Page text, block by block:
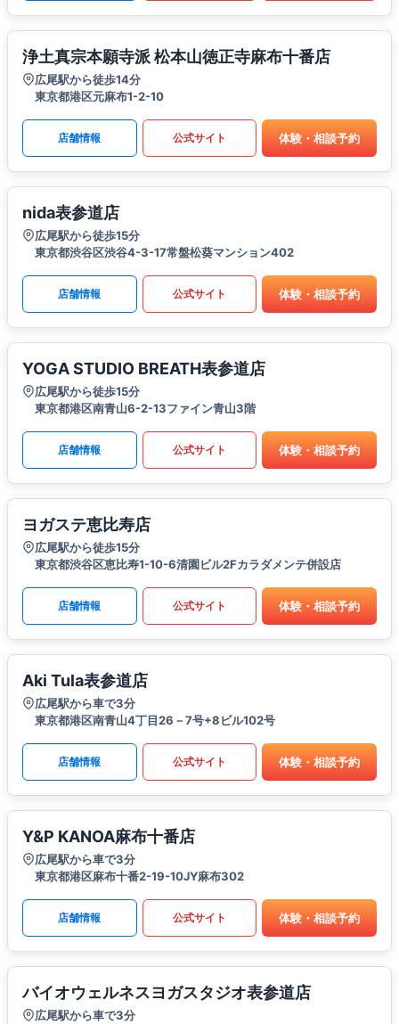
浄土真宗本願寺派 松本山徳正寺麻布十番店
広尾駅から徒歩14分
東京都港区元麻布1-2-10
店舗情報 公式サイト 体験・相談予約
nida表参道店
広尾駅から徒歩15分
東京都渋谷区渋谷4-3-17常盤松葵マンション402
店舗情報 公式サイト 体験・相談予約
YOGA STUDIO BREATH表参道店
広尾駅から徒歩15分
東京都港区南青山6-2-13ファイン青山3階
店舗情報 公式サイト 体験・相談予約
ヨガステ恵比寿店
広尾駅から徒歩15分
東京都渋谷区恵比寿1-10-6清園ビル2Fカラダメンテ併設店
店舗情報 公式サイト 体験・相談予約
Aki Tula表参道店
広尾駅から車で3分
東京都港区南青山4丁目26－7号+8ビル102号
店舗情報 公式サイト 体験・相談予約
Y&P KANOA麻布十番店
広尾駅から車で3分
東京都港区麻布十番2-19-10JY麻布302
店舗情報 公式サイト 体験・相談予約
バイオウェルネスヨガスタジオ表参道店
広尾駅から車で3分